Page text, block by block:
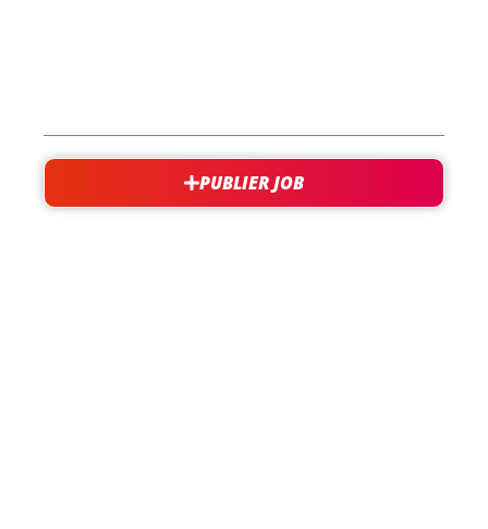
PUBLIER JOB